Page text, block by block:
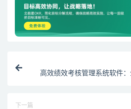
高效绩效考核管理系统软件
下一篇